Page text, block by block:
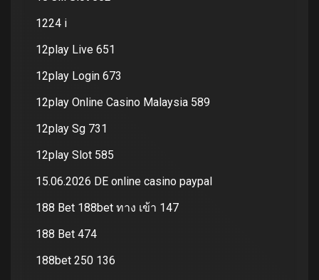
1224 i
12play Live 651
12play Login 673
12play Online Casino Malaysia 589
12play Sg 731
12play Slot 585
15.06.2026 DE online casino paypal
188 Bet 188bet ทาง เข้า 147
188 Bet 474
188bet 250 136